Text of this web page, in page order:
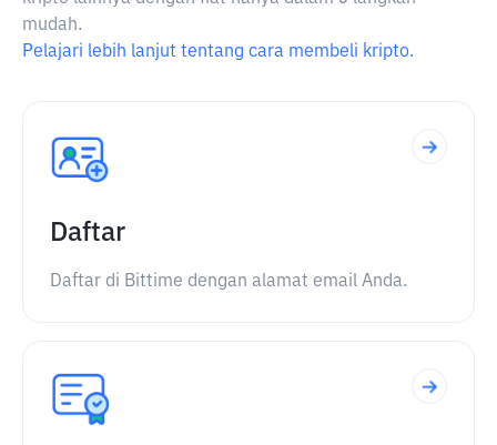
mudah.
Pelajari lebih lanjut tentang cara membeli kripto.
Daftar
Daftar di Bittime dengan alamat email Anda.